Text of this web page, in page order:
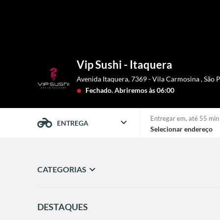
Vip Sushi - Itaquera
Avenida Itaquera, 7369 - Vila Carmosina,São
lens Fechado.Abriremos às 06:00
ENTREGA expand_more Entregar em, até 55 min
Selecionar endereço
CATEGORIAS expand_more
DESTAQUES